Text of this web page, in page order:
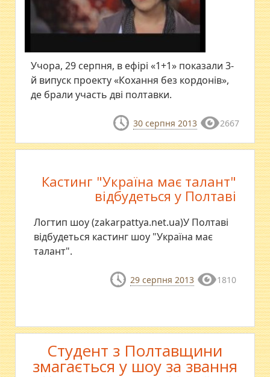
Учора, 29 серпня, в ефірі «1+1» показали 3-
й випуск проекту «Кохання без кордонів»,
де брали участь дві полтавки.
30 серпня 2013 2667
Кастинг "Україна має талант"
відбудеться у Полтаві
Логтип шоу (zakarpattya.net.ua)У Полтаві
відбудеться кастинг шоу "Україна має
талант".
29 серпня 2013 1810
Студент з Полтавщини
змагається у шоу за звання